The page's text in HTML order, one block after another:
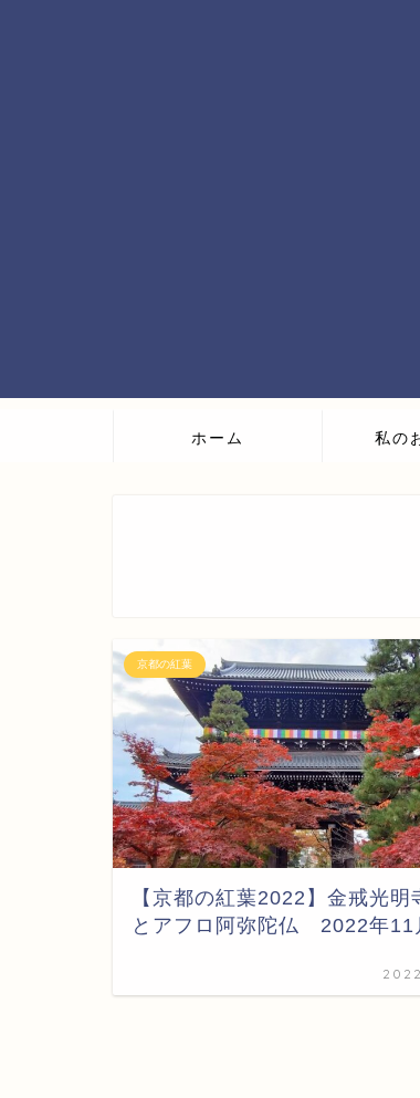
ホーム 私の
京都の紅葉
【京都の紅葉2022】金戒光明
とアフロ阿弥陀仏 2022年11
2022